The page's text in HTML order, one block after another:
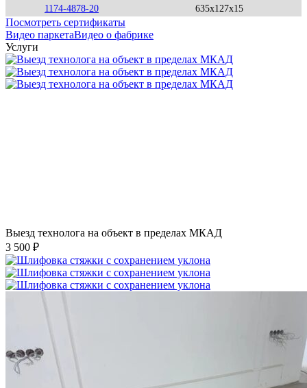
1174-4878-20
635x127x15
Посмотреть сертификаты
Видео паркетаВидео о фабрике
Услуги
Выезд технолога на объект в пределах МКАД
3 500 ₽